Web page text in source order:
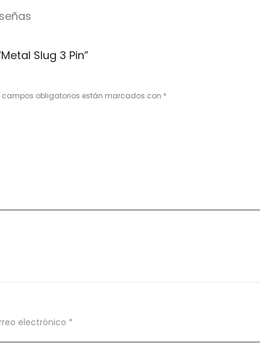
Slug 3 Pin”
campos obligatorios están marcados con *
electrónico *